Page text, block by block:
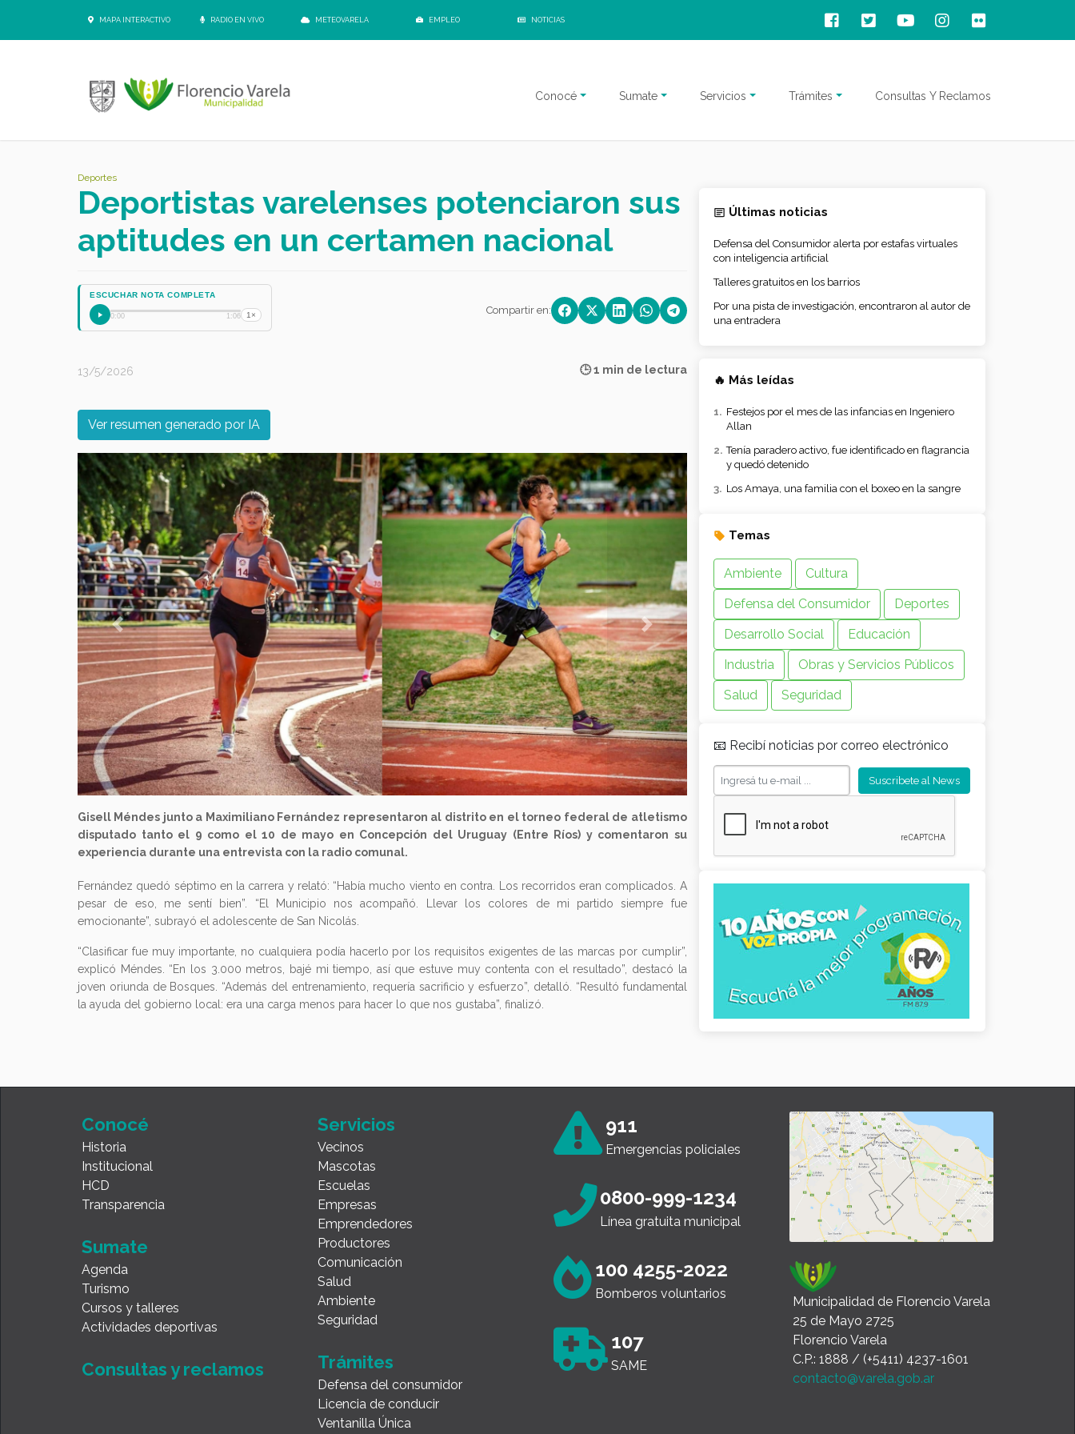
MAPA INTERACTIVO RADIO EN VIVO METEOVARELA EMPLEO NOTICIAS
Conocé Sumate Servicios Trámites Consultas Y Reclamos
Deportes
Deportistas varelenses potenciaron sus
aptitudes en un certamen nacional
ESCUCHAR NOTA COMPLETA
0:00 1:06 1× Compartir en:
13/5/2026 🕒 1 min de lectura
Ver resumen generado por IA
Previous Next
Gisell Méndes junto a Maximiliano Fernández representaron al distrito en el torneo federal de atletismo
disputado tanto el 9 como el 10 de mayo en Concepción del Uruguay (Entre Ríos) y comentaron su
experiencia durante una entrevista con la radio comunal.
Fernández quedó séptimo en la carrera y relató: “Había mucho viento en contra. Los recorridos eran complicados. A
pesar de eso, me sentí bien”. “El Municipio nos acompañó. Llevar los colores de mi partido siempre fue
emocionante”, subrayó el adolescente de San Nicolás.
“Clasificar fue muy importante, no cualquiera podía hacerlo por los requisitos exigentes de las marcas por cumplir”,
explicó Méndes. “En los 3.000 metros, bajé mi tiempo, así que estuve muy contenta con el resultado”, destacó la
joven oriunda de Bosques. “Además del entrenamiento, requería sacrificio y esfuerzo”, detalló. “Resultó fundamental
la ayuda del gobierno local: era una carga menos para hacer lo que nos gustaba”, finalizó.
Últimas noticias
Defensa del Consumidor alerta por estafas virtuales
con inteligencia artificial
Talleres gratuitos en los barrios
Por una pista de investigación, encontraron al autor de
una entradera
🔥 Más leídas
Festejos por el mes de las infancias en Ingeniero
Allan
Tenía paradero activo, fue identificado en flagrancia
y quedó detenido
Los Amaya, una familia con el boxeo en la sangre
Temas
Ambiente
Cultura
Defensa del Consumidor
Deportes
Desarrollo Social
Educación
Industria
Obras y Servicios Públicos
Salud
Seguridad
📧 Recibí noticias por correo electrónico
Conocé
Historia
Institucional
HCD
Transparencia
Sumate
Agenda
Turismo
Cursos y talleres
Actividades deportivas
Consultas y reclamos
Servicios
Vecinos
Mascotas
Escuelas
Empresas
Emprendedores
Productores
Comunicación
Salud
Ambiente
Seguridad
Trámites
Defensa del consumidor
Licencia de conducir
Ventanilla Única
911
Emergencias policiales
0800-999-1234
Línea gratuita municipal
100 4255-2022
Bomberos voluntarios
107
SAME
Municipalidad de Florencio Varela
25 de Mayo 2725
Florencio Varela
C.P.: 1888 / (+5411) 4237-1601
contacto@varela.gob.ar